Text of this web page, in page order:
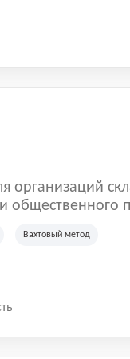
работа с
склада,
организаций
питания. Мы
главная цель
работа с
склада,
Вахтовый метод